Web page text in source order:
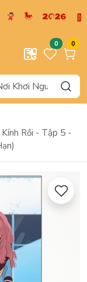
0 0
Rồi - Tập 5 -